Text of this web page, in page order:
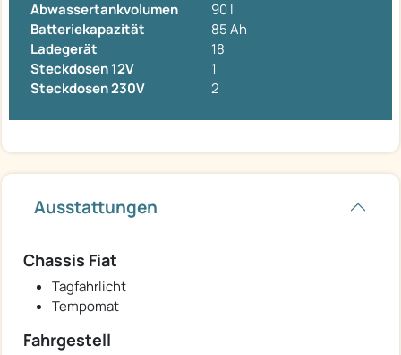
Abwassertankvolumen
90 l
Batteriekapazität
85 Ah
Ladegerät
18
Steckdosen 12V
1
Steckdosen 230V
2
Ausstattungen
Chassis Fiat
Tagfahrlicht
Tempomat
Fahrgestell